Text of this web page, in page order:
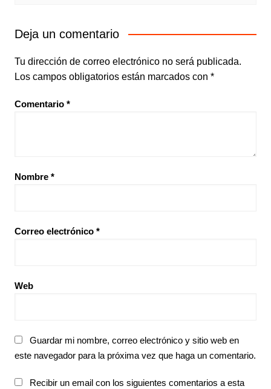
Deja un comentario
Tu dirección de correo electrónico no será publicada.
Los campos obligatorios están marcados con *
Comentario *
Nombre *
Correo electrónico *
Web
Guardar mi nombre, correo electrónico y sitio web en
este navegador para la próxima vez que haga un comentario.
Recibir un email con los siguientes comentarios a esta